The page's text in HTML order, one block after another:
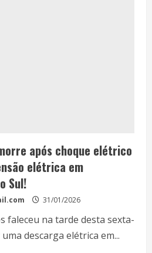
após choque elétrico
elétrica em
Sul!
31/01/2026
faleceu na tarde desta sexta-
descarga elétrica em...